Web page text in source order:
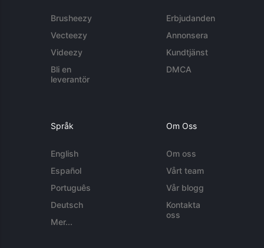
Brusheezy
Vecteezy
Videezy
Bli en
leverantör
Erbjudanden
Annonsera
Kundtjänst
DMCA
Språk
English
Español
Português
Deutsch
Mer...
Om Oss
Om oss
Vårt team
Vår blogg
Kontakta
oss